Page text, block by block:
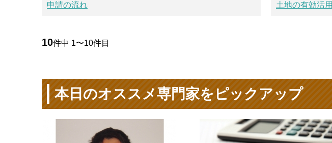
申請の流れ 土地の有効活用
10件中 1〜10件目
本日のオススメ専門家をピックアップ